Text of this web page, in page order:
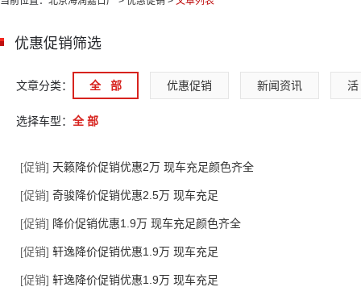
优惠促销筛选
文章分类： 全   部 优惠促销 新闻资讯 活
选择车型： 全 部
[促销] 天籁降价促销优惠2万 现车充足颜色齐全
[促销] 奇骏降价促销优惠2.5万 现车充足
[促销] 降价促销优惠1.9万 现车充足颜色齐全
[促销] 轩逸降价促销优惠1.9万 现车充足
[促销] 轩逸降价促销优惠1.9万 现车充足